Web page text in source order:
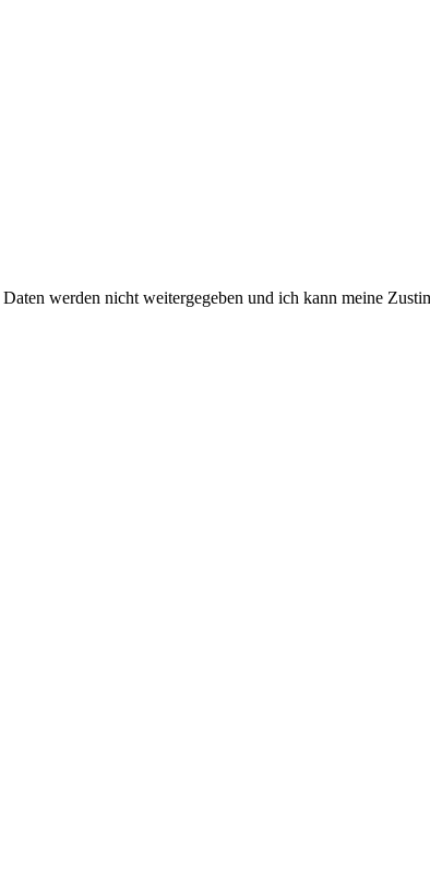
werden nicht weitergegeben und ich kann meine